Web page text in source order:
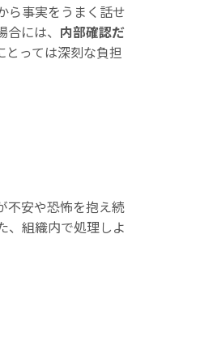
ら事実をうまく話せ
には、 内部確認だ
っては深刻な負担
不安や恐怖を抱え続
、組織内で処理しよ